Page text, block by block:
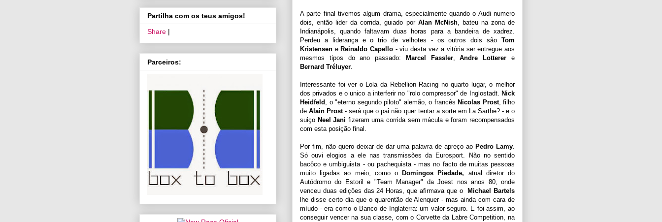
A parte final tivemos algum drama, especialmente quando o Audi numero
dois, então lider da corrida, guiado por Alan McNish, bateu na zona de
Indianápolis, quando faltavam duas horas para a bandeira de xadrez.
Perdeu a liderança e o trio de velhotes - os outros dois são Tom
Kristensen e Reinaldo Capello - viu desta vez a vitória ser entregue aos
mesmos tipos do ano passado:
Marcel Fassler,Andre Lotterer e
Bernard Tréluyer.
Interessante foi ver o Lola da Rebellion Racing no quarto lugar, o melhor
dos privados e o unico a interferir no "rolo compressor" de Inglostadt. Nick
Heidfeld , o "eterno segundo piloto" alemão, o francês Nicolas Prost, filho
deAlain Prost- será que o pai não quer tentar a sorte em La Sarthe? - e o
suiço Neel Jani fizeram uma corrida sem mácula e foram recompensados
com esta posição final.
Por fim, não quero deixar de dar uma palavra de apreço ao Pedro Lamy.
Só ouvi elogios a ele nas transmissões da Eurosport. Não no sentido
bacôco e umbiguista - ou pachequista - mas no facto de muitas pessoas
muito ligadas ao meio, como o
Domingos Piedade, atual diretor do
Autódromo do Estoril e "Team Manager" da Joest nos anos 80, onde
venceu duas edições das 24 Horas, que afirmava que o
Michael Bartels
lhe disse certo dia que o quarentão de Alenquer - mas ainda com cara de
míudo - era como o Banco de Inglaterra: um valor seguro. E foi assim, ao
conseguir vencer na sua classe, com o Corvette da Labre Competition, na
Partilha com os teus amigos!
Share |
Parceiros: